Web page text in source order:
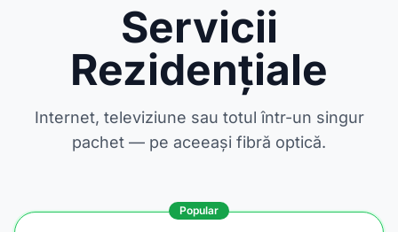
Servicii
Rezidențiale
Internet, televiziune sau totul într-un singur
pachet — pe aceeași fibră optică.
Popular